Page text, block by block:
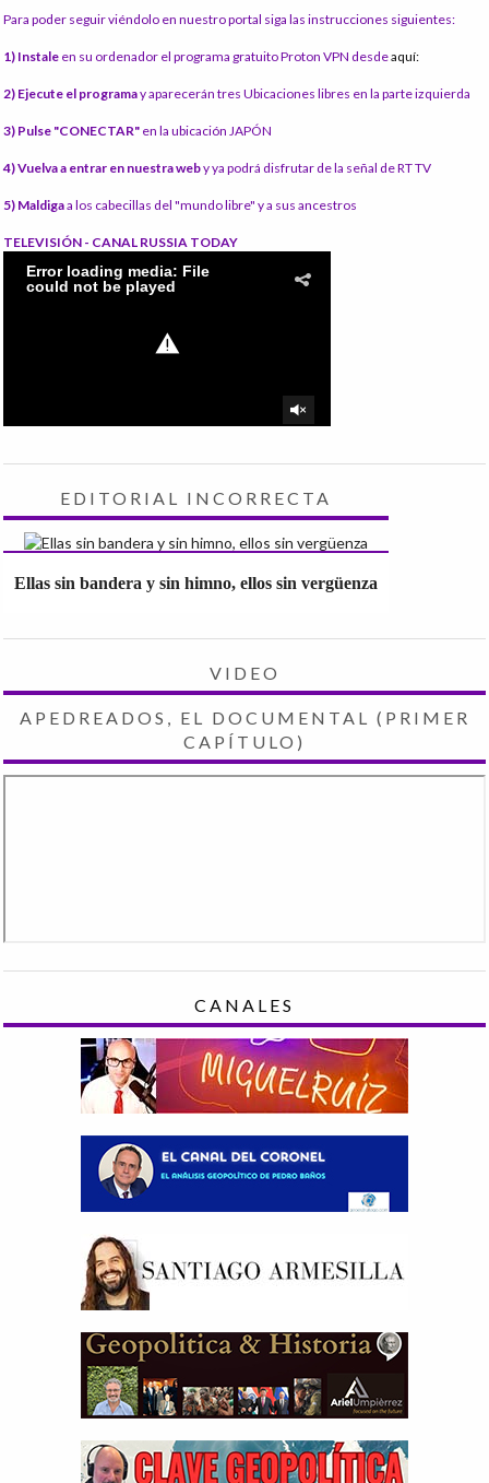
Para poder seguir viéndolo en nuestro portal siga las instrucciones siguientes:
1) Instale en su ordenador el programa gratuito Proton VPN desdeaquí:
2) Ejecute el programay aparecerán tres Ubicaciones libres en la parte izquierda
3) Pulse "CONECTAR" en la ubicación JAPÓN
4) Vuelva a entrar en nuestra weby ya podrá disfrutar de la señal de RT TV
5) Maldigaa los cabecillas del "mundo libre" y a sus ancestros
TELEVISIÓN - CANAL RUSSIA TODAY
EDITORIAL INCORRECTA
Ellas sin bandera y sin himno, ellos sin vergüenza
VIDEO
APEDREADOS, EL DOCUMENTAL (PRIMER
CAPÍTULO)
CANALES